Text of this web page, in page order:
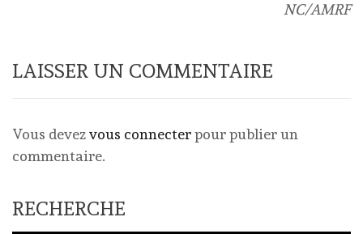
NC/AMRF
LAISSER UN COMMENTAIRE
Vous devezvous connecterpour publier un
commentaire.
RECHERCHE